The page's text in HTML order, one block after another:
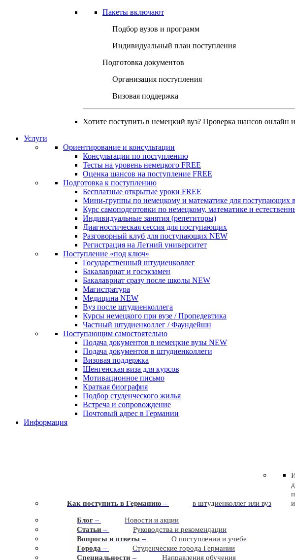
Пакеты включают
Подбор вузов и программ
Индивидуальный план поступления
Подготовка документов
Организация поступления
Визовая поддержка
Хотите поступить в немецкий вуз? Проверка шансов онлайн
Услуги
Ориентирование и консультации
Консультации по поступлению
Тесты на уровень немецкого FREE
Оценка шансов на поступление FREE
Подготовка к поступлению
Бесплатные открытые уроки FREE
Мини-группы по немецкому и математике для поступающих
Курс самоподготовки по немецкому, математике и
Индивидуальные занятия (репетиторы)
Диагностическая сессия для поступающих
Разговорный клуб для поступающих NEW
Регистрация на Летний университет
Поступление «под ключ»
Государственный штудиенколлег
Бакалавриат и госэкзамен
Бакалавриат сразу после школы NEW
Магистратура
Медицина NEW
Вуз после штудиенколлега
Курсы немецкого при вузе / Пропедевтика
Частный штудиенколлег / Фаундейшн
Поступающим самостоятельно
Подача документов в немецкие вузы NEW
Подача документов в штудиенколлеги
Визовая поддержка
Шенгенская виза для курсов
Мотивационное письмо
Краткая биография
Подбор студенческого жилья
Встреча и сопровождение
Почтовый адрес в Германии
Информация
Как поступить в Германию – в штудиенколлег или вуз
Блог –
Новости и акции
Статьи –
Руководства и рекомендации
Вопросы и ответы –
О поступлении и учебе
Города –
Студенческие города Германии
Cпециальности –
Направления обучения